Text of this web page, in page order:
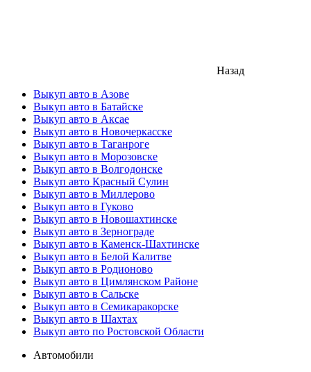
Назад
Выкуп авто в Азове
Выкуп авто в Батайске
Выкуп авто в Аксае
Выкуп авто в Новочеркасске
Выкуп авто в Таганроге
Выкуп авто в Морозовске
Выкуп авто в Волгодонске
Выкуп авто Красный Сулин
Выкуп авто в Миллерово
Выкуп авто в Гуково
Выкуп авто в Новошахтинске
Выкуп авто в Зернограде
Выкуп авто в Каменск-Шахтинске
Выкуп авто в Белой Калитве
Выкуп авто в Родионово
Выкуп авто в Цимлянском Районе
Выкуп авто в Сальске
Выкуп авто в Семикаракорске
Выкуп авто в Шахтах
Выкуп авто по Ростовской Области
Автомобили